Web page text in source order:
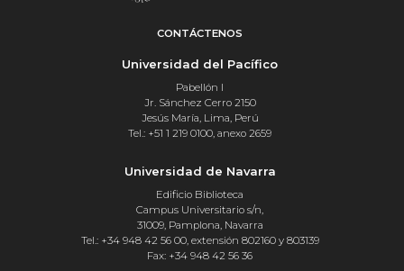
CONTÁCTENOS
Universidad del Pacífico
Pabellón I
Jr. Sánchez Cerro 2150
Jesús María, Lima, Perú
Tel.: +51 1 219 0100, anexo 2659
Universidad de Navarra
Edificio Biblioteca
Campus Universitario s/n,
31009, Pamplona, Navarra
Tel.: +34 948 42 56 00, extensión 802160 y 803139
Fax: +34 948 42 56 36